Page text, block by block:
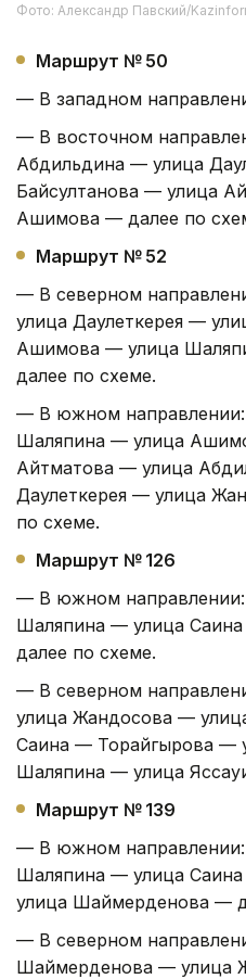
Фото: Александр Павский/
Маршрут № 50
— В западном
— В восточном
Абдильдина — улица
Байсултанова — улица
Ашимова — далее по
Маршрут № 52
— В северном
улица Даулеткерея —
Ашимова — улица
далее по схеме.
— В южном направлении:
Шаляпина — улица
Айтматова — улица
Даулеткерея — улица
по схеме.
Маршрут № 126
— В южном направлении:
Шаляпина — улица
далее по схеме.
— В северном
улица Жандосова —
Саина — Торайгырова —
Шаляпина — улица
Маршрут № 139
— В южном направлении:
Шаляпина — улица
улица Шаймерденова —
— В северном
Шаймерденова — улица